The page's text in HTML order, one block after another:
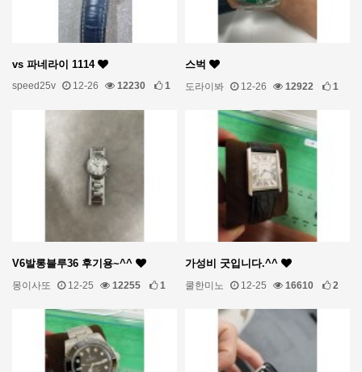
vs 파네라이 1114
speed25v 12-26 12230 1
스벅
도라이봐 12-26 12922 1
V6발롱블루36 후기용~^^
몽이사또 12-25 12255 1
가성비 굿입니다.^^
쿨한미노 12-25 16610 2